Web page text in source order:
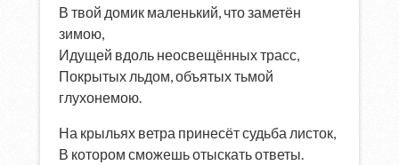
В твой домик маленький, что заметён
зимою,
Идущей вдоль неосвещённых трасс,
Покрытых льдом, объятых тьмой
глухонемою.
На крыльях ветра принесёт судьба листок,
В котором сможешь отыскать ответы.